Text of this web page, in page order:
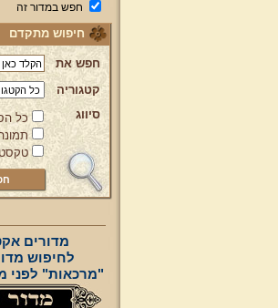
חפש במדור זה
חיפוש מתקדם
חפש את
קטגוריה
סיווג
כל
מדורים
לחיפוש
"מרכאות" לפני